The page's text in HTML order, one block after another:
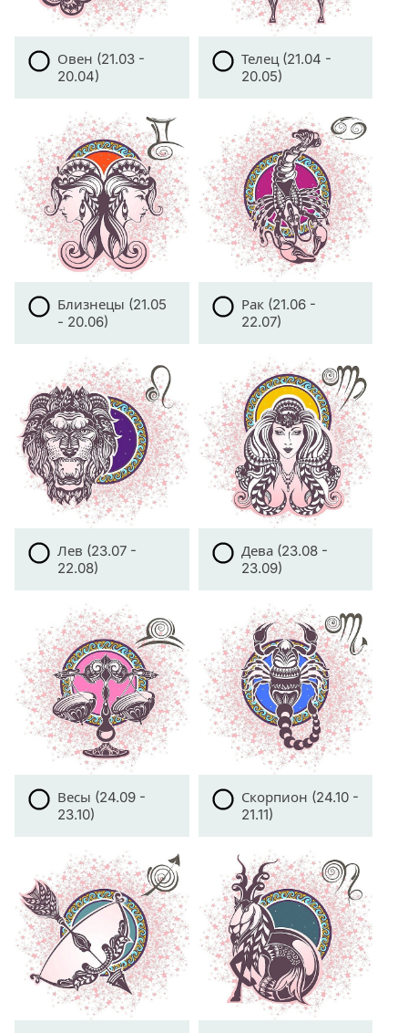
Овен (21.03 -
20.04)
Телец (21.04 -
20.05)
Близнецы (21.05
- 20.06)
Рак (21.06 -
22.07)
Лев (23.07 -
22.08)
Дева (23.08 -
23.09)
Весы (24.09 -
23.10)
Скорпион (24.10 -
21.11)